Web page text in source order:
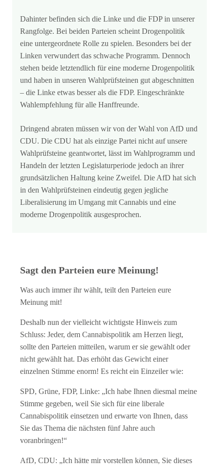
Dahinter befinden sich die Linke und die FDP in unserer
Rangfolge. Bei beiden Parteien scheint Drogenpolitik
eine untergeordnete Rolle zu spielen. Besonders bei der
Linken verwundert das schwache Programm. Dennoch
stehen beide letztendlich für eine moderne Drogenpolitik
und haben in unseren Wahlprüfsteinen gut abgeschnitten
– die Linke etwas besser als die FDP. Eingeschränkte
Wahlempfehlung für alle Hanffreunde.
Dringend abraten müssen wir von der Wahl von AfD und
CDU. Die CDU hat als einzige Partei nicht auf unsere
Wahlprüfsteine geantwortet, lässt im Wahlprogramm und
Handeln der letzten Legislaturperiode jedoch an ihrer
grundsätzlichen Haltung keine Zweifel. Die AfD hat sich
in den Wahlprüfsteinen eindeutig gegen jegliche
Liberalisierung im Umgang mit Cannabis und eine
moderne Drogenpolitik ausgesprochen.
Sagt den Parteien eure Meinung!
Was auch immer ihr wählt, teilt den Parteien eure
Meinung mit!
Deshalb nun der vielleicht wichtigste Hinweis zum
Schluss: Jeder, dem Cannabispolitik am Herzen liegt,
sollte den Parteien mitteilen, warum er sie gewählt oder
nicht gewählt hat. Das erhöht das Gewicht einer
einzelnen Stimme enorm! Es reicht ein Einzeiler wie:
SPD, Grüne, FDP, Linke: „Ich habe Ihnen diesmal meine
Stimme gegeben, weil Sie sich für eine liberale
Cannabispolitik einsetzen und erwarte von Ihnen, dass
Sie das Thema die nächsten fünf Jahre auch
voranbringen!“
AfD, CDU: „Ich hätte mir vorstellen können, Sie dieses